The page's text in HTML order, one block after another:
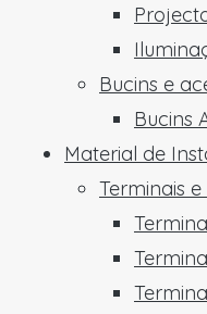
Bucins e
Bucins
Material de
Terminais